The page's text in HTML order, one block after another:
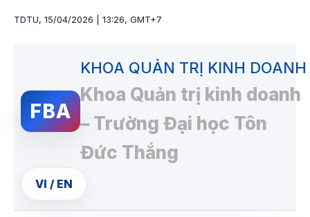
TDTU, 15/04/2026 | 13:26, GMT+7
FBA
KHOA QUẢN TRỊ KINH DOANH
Khoa Quản trị kinh doanh
– Trường Đại học Tôn
Đức Thắng
VI / EN